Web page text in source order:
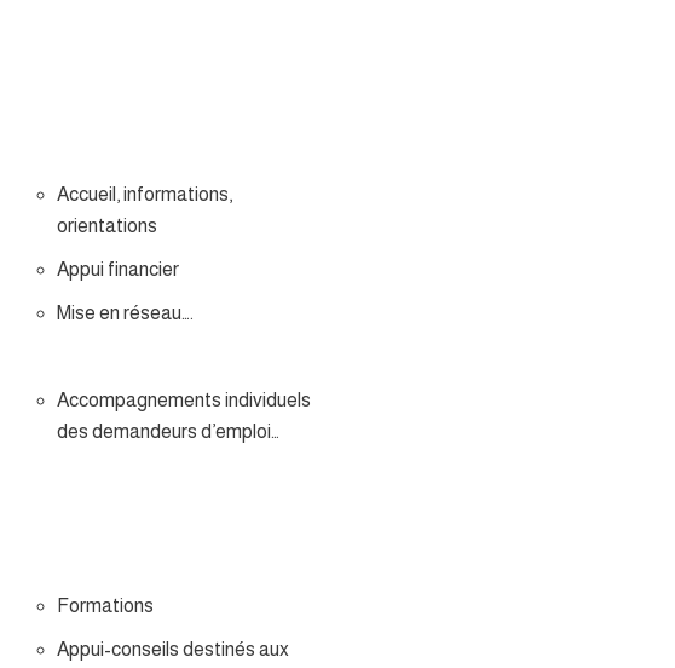
Accueil, informations,
orientations
Appui financier
Mise en réseau….
Accompagnements individuels
des demandeurs d’emploi…
Formations
Appui-conseils destinés aux